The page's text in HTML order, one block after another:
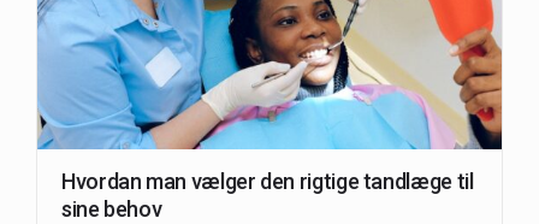
Hvordan man vælger den rigtige tandlæge til
sine behov